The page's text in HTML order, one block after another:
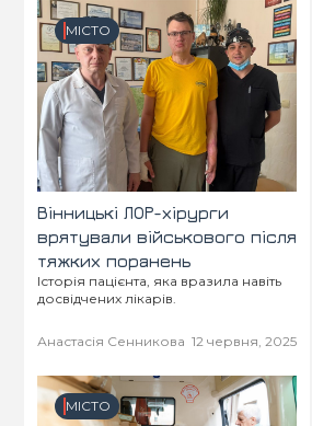
МІСТО
Вінницькі ЛОР-хірурги
врятували військового після
тяжких поранень
Історія пацієнта, яка вразила навіть
досвідчених лікарів.
Анастасія Сенникова 12 червня, 2025
МІСТО